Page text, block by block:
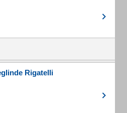
Rigatelli